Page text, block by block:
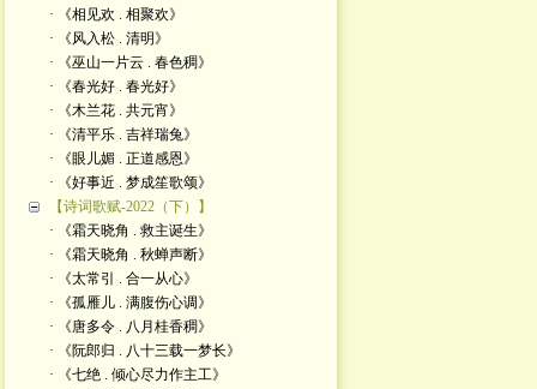
· 《相见欢 . 相聚欢》
· 《风入松 . 清明》
· 《巫山一片云 . 春色稠》
· 《春光好 . 春光好》
· 《木兰花 . 共元宵》
· 《清平乐 . 吉祥瑞兔》
· 《眼儿媚 . 正道感恩》
· 《好事近 . 梦成笙歌颂》
【诗词歌赋-2022（下）】
· 《霜天晓角 . 救主诞生》
· 《霜天晓角 . 秋蝉声断》
· 《太常引 . 合一从心》
· 《孤雁儿 . 满腹伤心调》
· 《唐多令 . 八月桂香稠》
· 《阮郎归 . 八十三载一梦长》
· 《七绝 . 倾心尽力作主工》